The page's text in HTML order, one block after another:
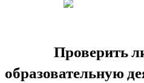
Проверить
образовательную